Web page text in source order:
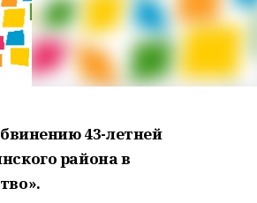
43-летней
района в